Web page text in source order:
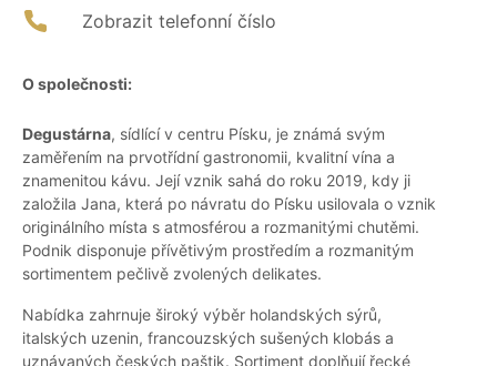
Zobrazit telefonní číslo
O společnosti:
Degustárna, sídlící v centru Písku, je známá svým
zaměřením na prvotřídní gastronomii, kvalitní vína a
znamenitou kávu. Její vznik sahá do roku 2019, kdy ji
založila Jana, která po návratu do Písku usilovala o vznik
originálního místa s atmosférou a rozmanitými chutěmi.
Podnik disponuje přívětivým prostředím a rozmanitým
sortimentem pečlivě zvolených delikates.
Nabídka zahrnuje široký výběr holandských sýrů,
italských uzenin, francouzských sušených klobás a
uznávaných českých paštik. Sortiment doplňují řecké